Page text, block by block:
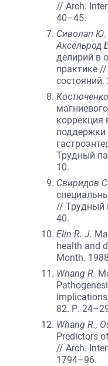
// Arch.
40–45.
Сиволап Ю.
Аксельрод
делирий в
практике
коррекция
Трудный
10.
Свиридов
// Трудный
40.
Elin R. J.
health and
Month.
Whang R.
82. Р.
Whang R.,
Predictors
// Arch.
1794–96.